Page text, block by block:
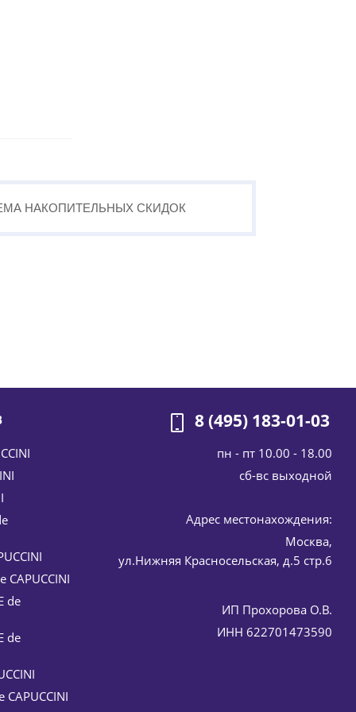
НАКОПИТЕЛЬНЫХ СКИДОК
Germaine de Capuccini 50 мл
CAPUCCINI
de
de
8 (495) 183-01-03
пн - пт 10.00 - 18.00
cб-вс выходной
Адрес местонахождения:
Москва,
ул.Нижняя Красносельская, д.5 стр.6
ИП Прохорова О.В.
ИНН 622701473590